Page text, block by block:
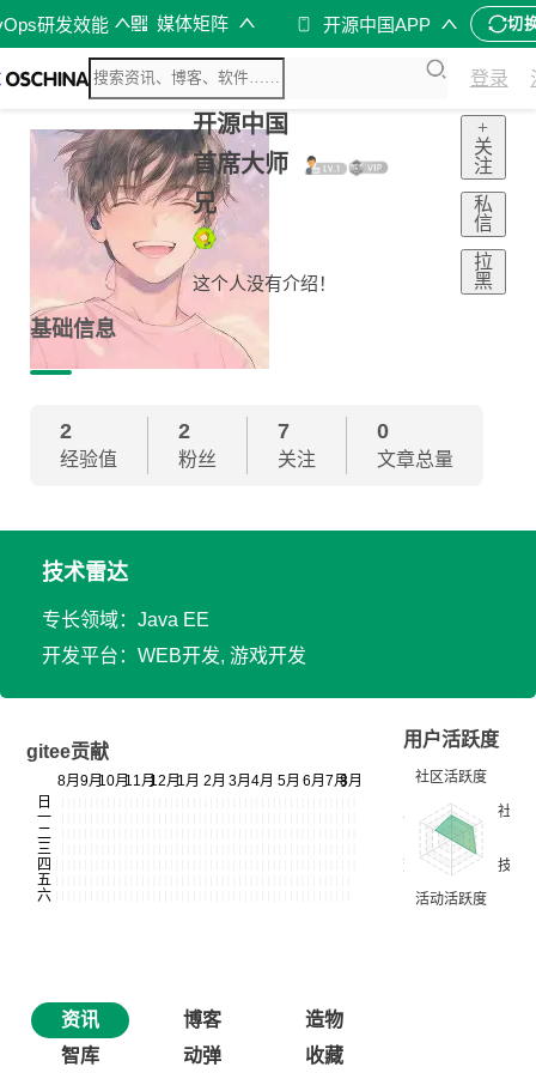
研发效能 媒体矩阵 开源中国APP 切
登录
开源中国
首席大师
兄
这个人没有介绍！
+
关
注
私
信
拉
黑
基础信息
2
经验值
2
粉丝
7
关注
0
文章总量
技术雷达
专长领域：Java EE
开发平台：WEB开发, 游戏开发
gitee贡献
用户活跃度
资讯 博客
造物
智库
动弹 收藏